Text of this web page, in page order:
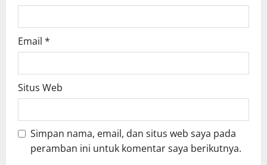
Email *
Situs Web
Simpan nama, email, dan situs web saya pada
peramban ini untuk komentar saya berikutnya.